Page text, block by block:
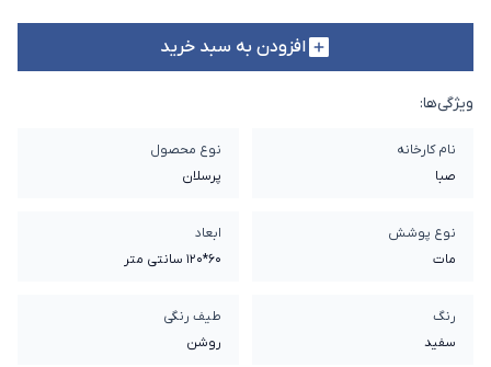
افزودن به سبد خرید
ویژگی‌ها:
نام کارخانه
صبا
نوع محصول
پرسلان
نوع پوشش
مات
ابعاد
60*120 سانتی متر
رنگ
سفید
طیف رنگی
روشن